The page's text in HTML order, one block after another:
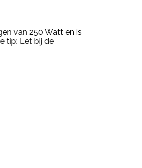
van 250 Watt en is
tip: Let bij de